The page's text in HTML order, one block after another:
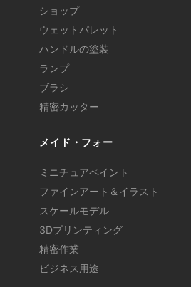
ショップ
ウェットパレット
ハンドルの塗装
ランプ
ブラシ
精密カッター
メイド・フォー
ミニチュアペイント
ファインアート＆イラスト
スケールモデル
3Dプリンティング
精密作業
ビジネス用途